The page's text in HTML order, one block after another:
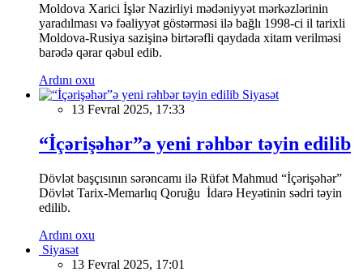
Moldova Xarici İşlər Nazirliyi mədəniyyət mərkəzlərinin
yaradılması və fəaliyyət göstərməsi ilə bağlı 1998-ci il tarixli
Moldova-Rusiya sazişinə birtərəfli qaydada xitam verilməsi
barədə qərar qəbul edib.
Ardını oxu
Siyasət
13 Fevral 2025, 17:33
“İçərişəhər”ə yeni rəhbər təyin edilib
Dövlət başçısının sərəncamı ilə Rüfət Mahmud “İçərişəhər”
Dövlət Tarix-Memarlıq Qoruğu İdarə Heyətinin sədri təyin
edilib.
Ardını oxu
Siyasət
13 Fevral 2025, 17:01